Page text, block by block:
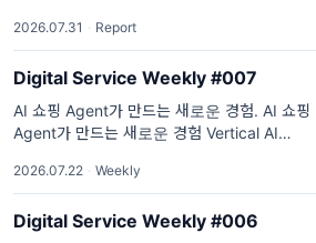
Hero, 22조 원의 플랫폼 전략
2026.07.31 · Report
Digital Service Weekly #007
AI 쇼핑 Agent가 만드는 새로운 경험. AI 쇼핑
Agent가 만드는 새로운 경험 Vertical AI
AI Agent 지난 호에서는 Vertical AI Agent
2026.07.22 · Weekly
Digital Service Weekly #006